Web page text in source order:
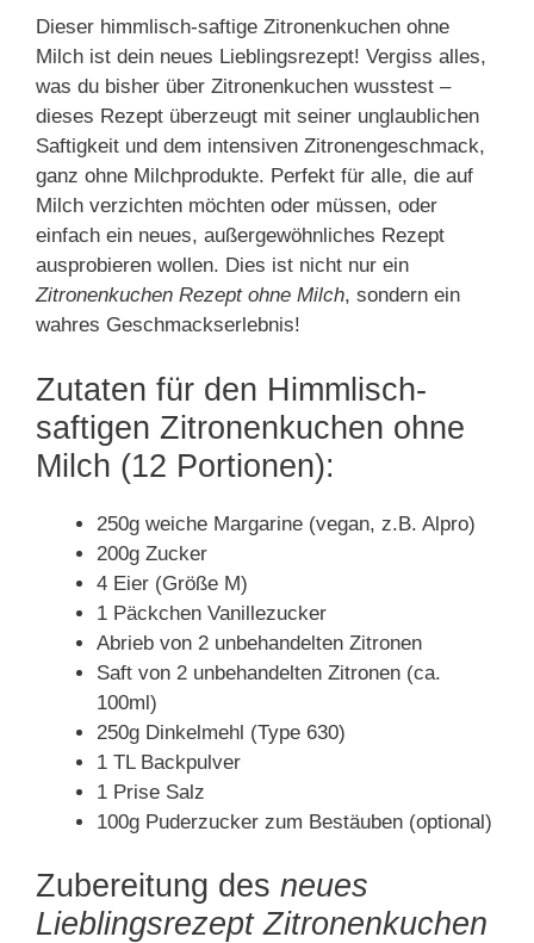
Dieser himmlisch-saftige Zitronenkuchen ohne
Milch ist dein neues Lieblingsrezept! Vergiss alles,
was du bisher über Zitronenkuchen wusstest –
dieses Rezept überzeugt mit seiner unglaublichen
Saftigkeit und dem intensiven Zitronengeschmack,
ganz ohne Milchprodukte. Perfekt für alle, die auf
Milch verzichten möchten oder müssen, oder
einfach ein neues, außergewöhnliches Rezept
ausprobieren wollen. Dies ist nicht nur ein
Zitronenkuchen Rezept ohne Milch, sondern ein
wahres Geschmackserlebnis!
Zutaten für den Himmlisch-
saftigen Zitronenkuchen ohne
Milch (12 Portionen):
250g weiche Margarine (vegan, z.B. Alpro)
200g Zucker
4 Eier (Größe M)
1 Päckchen Vanillezucker
Abrieb von 2 unbehandelten Zitronen
Saft von 2 unbehandelten Zitronen (ca.
100ml)
250g Dinkelmehl (Type 630)
1 TL Backpulver
1 Prise Salz
100g Puderzucker zum Bestäuben (optional)
Zubereitung des neues
Lieblingsrezept Zitronenkuchen